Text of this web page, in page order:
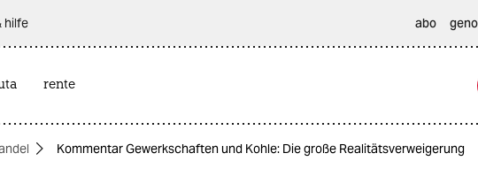
hilfe abo
rente
Kommentar Gewerkschaften und Kohle: Die große Realitätsverweigerung